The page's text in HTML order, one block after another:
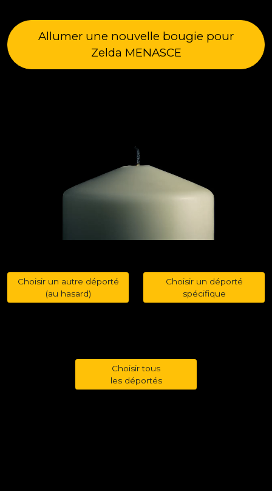
Allumer une nouvelle bougie pour
Zelda MENASCE
Choisir un autre déporté
(au hasard)
Choisir un déporté
spécifique
Choisir tous
les déportés